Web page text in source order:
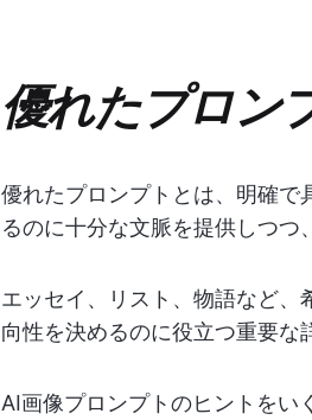
優れたプロン
優れたプロンプトとは、明確で
るのに十分な文脈を提供しつつ
エッセイ、リスト、物語など
向性を決めるのに役立つ重要な
AI画像プロンプトのヒントをい